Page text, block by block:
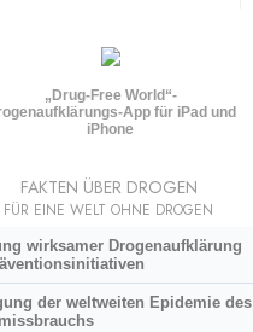
„Drug-Free World“-
App für iPad und
iPhone
FAKTEN ÜBER DROGEN
FÜR EINE WELT OHNE DROGEN
wirksamer Drogenaufklärung
der weltweiten Epidemie des